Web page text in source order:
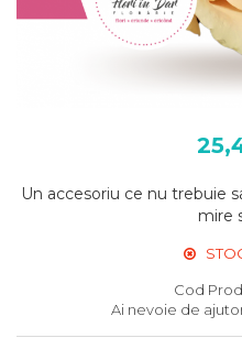
Un accesoriu ce nu trebuie
mire
Cod
Ai nevoie de